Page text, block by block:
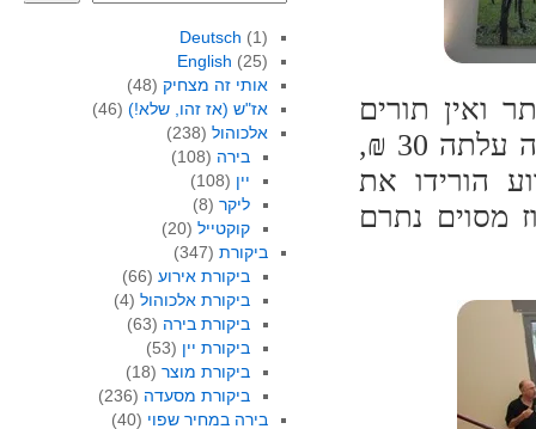
ואין תורים
בכל מקום. לאירוע ההשקה של יינות 2013 הכניסה עלתה 30 ₪,
הורידו את
מסוים נתרם
Deutsch (1)
English (25)
אותי זה מצחיק(48)
אז"ש (אז זהו, שלא!)(46)
אלכוהול(238)
בירה (108)
יין (108)
ליקר (8)
קוקטייל (20)
ביקורת(347)
ביקורת אירוע (66)
ביקורת אלכוהול (4)
ביקורת בירה (63)
ביקורת יין (53)
ביקורת מוצר (18)
ביקורת מסעדה (236)
בירה במחיר שפוי (40)